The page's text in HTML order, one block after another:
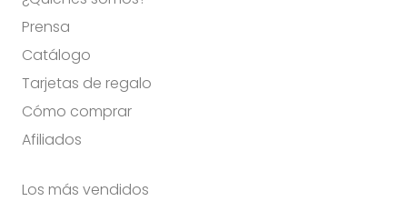
Prensa
Catálogo
Tarjetas de regalo
Cómo comprar
Afiliados
Los más vendidos